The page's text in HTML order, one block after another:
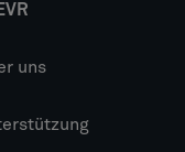
uns